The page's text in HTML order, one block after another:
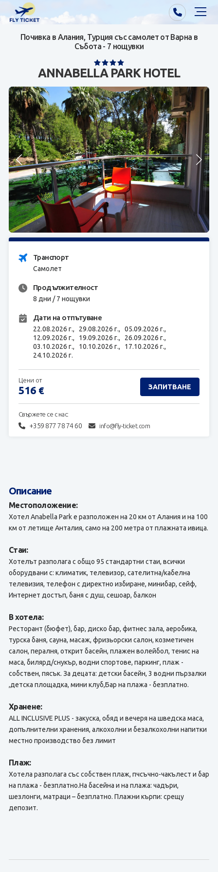
Почивки от Варна
Почивки от София/Пловдив/Бургас
Самолетни билети
Визи
Контакти
За нас
ЗАПИТВАНЕ
Почивка в Алания, Турция със самолет от Варна в
Събота - 7 нощувки
ANNABELLA PARK HOTEL
Транспорт
Самолет
Продължителност
8 дни / 7 нощувки
Дати на отпътуване
22.08.2026 г., 29.08.2026 г., 05.09.2026 г.,
12.09.2026 г., 19.09.2026 г., 26.09.2026 г.,
03.10.2026 г., 10.10.2026 г., 17.10.2026 г.,
24.10.2026 г.
Свържете се с нас:
+359 877 78 74 60 info@fly-ticket.com
Цени от
516 € ЗАПИТВАНЕ
Описание
Местоположение:
Хотел Anabella Park е разположен на 20 км от Алания и на 100
км от летище Анталия, само на 200 метра от плажната ивица.
Стаи:
Хотелът разполага с общо 95 стандартни стаи, всички
оборудвани с: климатик, телевизор, сателитна/кабелна
телевизия, телефон с директно избиране, минибар, сейф,
Интернет достъп, баня с душ, сешоар, балкон
В хотела:
Ресторант (бюфет), бар, диско бар, фитнес зала, аеробика,
турска баня, сауна, масаж, фризьорски салон, козметичен
салон, пералня, открит басейн, плажен волейбол, тенис на
маса, билярд/снукър, водни спортове, паркинг, плаж -
собствен, пясък. За децата: детски басейн, 3 водни пързалки
,детска площадка, мини клуб,Бар на плажа - безплатно.
Хранене:
ALL INCLUSIVE PLUS - закуска, обяд и вечеря на шведска маса,
допълнителни хранения, алкохолни и безалкохолни напитки
местно производство без лимит
Плаж:
Хотела разполага със собствен плаж, пчсъчно-чакълест и бар
на плажа - безплатно.На басейна и на плажа: чадъри,
шезлонги, матраци – безплатно. Плажни кърпи: срещу
депозит.